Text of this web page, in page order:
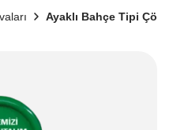
Ayaklı Bahçe Tipi Çöp